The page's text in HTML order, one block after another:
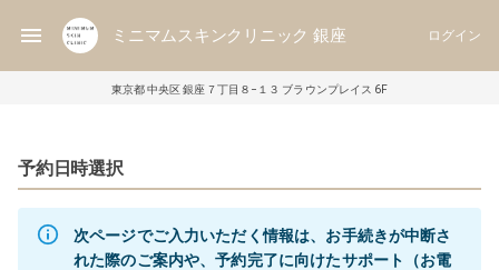
ミニマムスキンクリニック 銀座 ログイン
東京都 中央区 銀座７丁目８−１３ ブラウンプレイス 6F
予約日時選択
次ページでご入力いただく情報は、お手続きが中断さ
れた際のご案内や、予約完了に向けたサポート（お電